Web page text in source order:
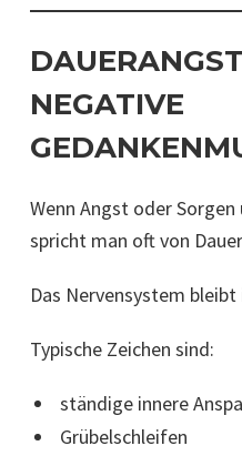
NEGATIVE
Wenn Angst oder
spricht man oft von
Das Nervensystem
Typische Zeichen sind:
ständige innere
Grübelschleifen